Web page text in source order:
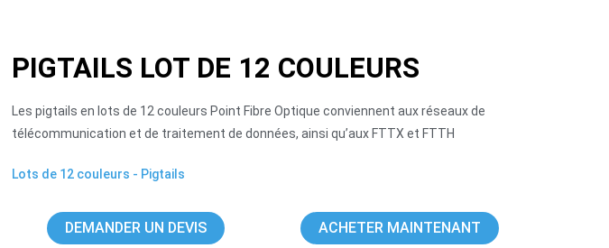
PIGTAILS LOT DE 12 COULEURS
Les pigtails en lots de 12 couleurs Point Fibre Optique conviennent aux réseaux de
télécommunication et de traitement de données, ainsi qu’aux FTTX et FTTH
Lots de 12 couleurs - Pigtails
DEMANDER UN DEVIS ACHETER MAINTENANT